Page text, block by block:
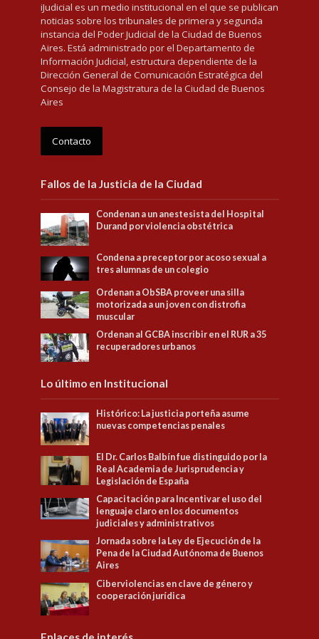
iJudicial es un medio institucional en el que se publican
noticias sobre los tribunales de primera y segunda
instancia del Poder Judicial de la Ciudad de Buenos
Aires. Está administrado por el Departamento de
Información Judicial, estructura dependiente de la
Dirección General de Comunicación Estratégica del
Consejo de la Magistratura de la Ciudad de Buenos
Aires
Contacto
Fallos de la Justicia de la Ciudad
Condenan a un anestesista del Hospital
Durand por violencia obstétrica
Condena a preceptor por acoso sexual a
tres alumnas de un colegio
Ordenan a ObSBA proveer una silla
motorizada a un joven con distrofia
muscular
Ordenan al GCBA inscribir en el RUR a 35
recuperadores urbanos
Lo último en Institucional
Histórico: La justicia porteña asume
nuevas competencias penales
El Dr. Carlos Balbín fue distinguido por la
Real Academia de Jurisprudencia y
Legislación de España
Capacitación para Incentivar el uso del
lenguaje claro en los documentos
judiciales y administrativos
Jornada sobre la Ley de Ejecución de la
Pena de la Ciudad Autónoma de Buenos
Aires
Ciberviolencias en clave de género y
cooperación jurídica